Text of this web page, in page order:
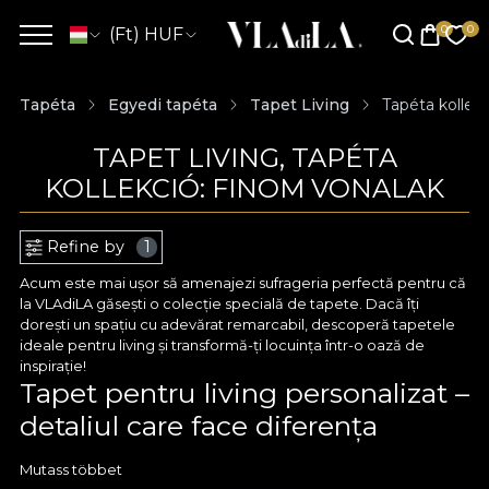
(Ft) HUF
Tapéta Egyedi tapéta Tapet Living Tapéta
TAPET LIVING, TAPÉTA
KOLLEKCIÓ: FINOM VONALAK
Refine by 1
Acum este mai ușor să amenajezi sufrageria perfectă pentru că
la VLAdiLA găsești o colecție specială de tapete. Dacă îți
dorești un spațiu cu adevărat remarcabil, descoperă tapetele
ideale pentru living și transformă-ți locuința într-o oază de
inspirație!
Tapet pentru living personalizat –
detaliul care face diferența
Cu VLAdiLA ai acces la tapete pentru sufragerie care să te
Mutass többet